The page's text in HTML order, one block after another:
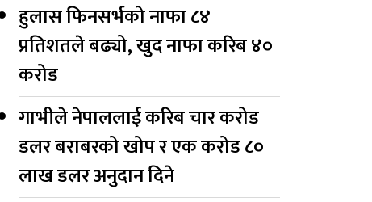
हुलास फिनसर्भको नाफा ८४
प्रतिशतले बढ्यो, खुद नाफा करिब ४०
करोड
गाभीले नेपाललाई करिब चार करोड
डलर बराबरको खोप र एक करोड ८०
लाख डलर अनुदान दिने